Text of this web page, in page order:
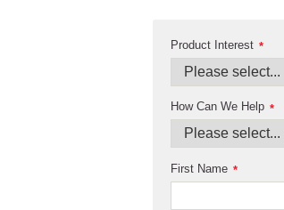
*
Product Interest
*
How Can We Help
*
First Name